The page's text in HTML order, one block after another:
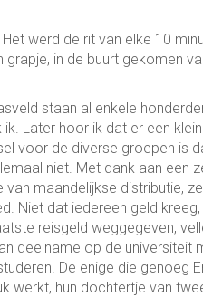
. Het werd de rit van elke 10
in de buurt gekomen
staan al enkele
Later hoor ik dat er een
voor de diverse groepen is
niet. Met dank aan een
maandelijkse distributie,
Niet dat iedereen geld
reisgeld weggegeven,
deelname op de universiteit
De enige die genoeg
werkt, hun dochtertje van